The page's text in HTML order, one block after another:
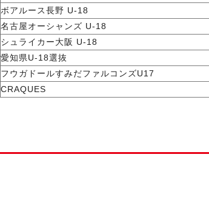
ボアルース長野 U-18
名古屋オーシャンズ U-18
シュライカー大阪 U-18
愛知県U-18選抜
フウガドールすみだファルコンズU17
CRAQUES